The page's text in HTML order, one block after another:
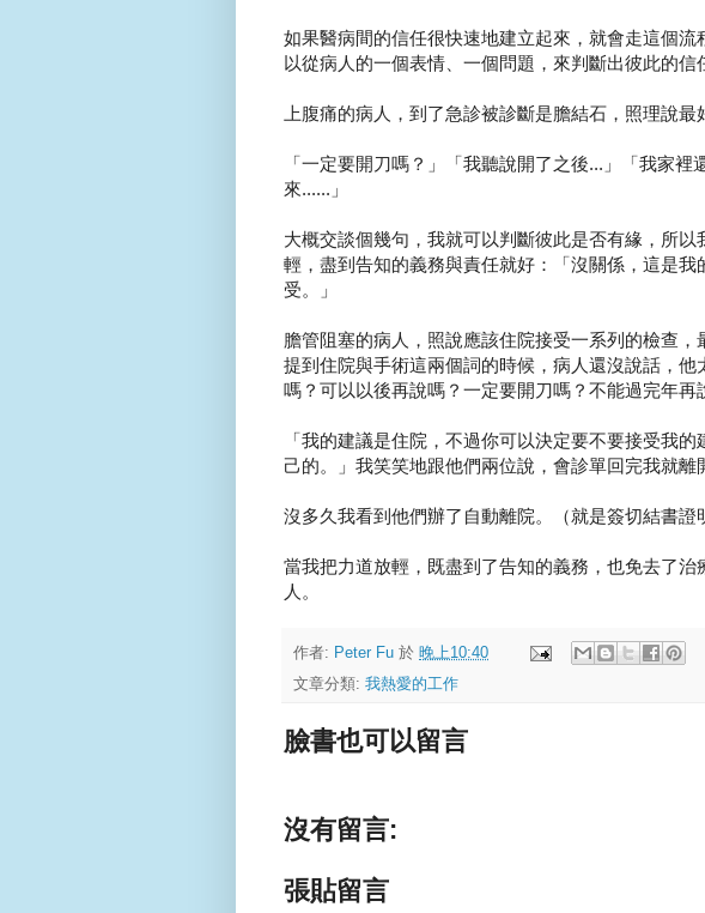
如果醫病間的信任很快速地建立起來，就會走這個
以從病人的一個表情、一個問題，來判斷出彼此的信
上腹痛的病人，到了急診被診斷是膽結石，照理說最
「一定要開刀嗎？」「我聽說開了之後...」「我家裡
來......」
大概交談個幾句，我就可以判斷彼此是否有緣，所
輕，盡到告知的義務與責任就好：「沒關係，這是
受。」
膽管阻塞的病人，照說應該住院接受一系列的檢查，
提到住院與手術這兩個詞的時候，病人還沒說話，他
嗎？可以以後再說嗎？一定要開刀嗎？不能過完年再
「我的建議是住院，不過你可以決定要不要接受我
己的。」我笑笑地跟他們兩位說，會診單回完我就離
沒多久我看到他們辦了自動離院。（就是簽切結書證
當我把力道放輕，既盡到了告知的義務，也免去了治
人。
作者: Peter Fu 於 晚上10:40
文章分類: 我熱愛的工作
臉書也可以留言
沒有留言:
張貼留言